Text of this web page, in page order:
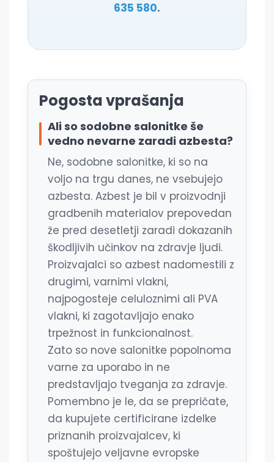
635 580.
Pogosta vprašanja
Ali so sodobne salonitke še
vedno nevarne zaradi azbesta?
Ne, sodobne salonitke, ki so na
voljo na trgu danes, ne vsebujejo
azbesta. Azbest je bil v proizvodnji
gradbenih materialov prepovedan
že pred desetletji zaradi dokazanih
škodljivih učinkov na zdravje ljudi.
Proizvajalci so azbest nadomestili z
drugimi, varnimi vlakni,
najpogosteje celuloznimi ali PVA
vlakni, ki zagotavljajo enako
trpežnost in funkcionalnost.
Zato so nove salonitke popolnoma
varne za uporabo in ne
predstavljajo tveganja za zdravje.
Pomembno je le, da se prepričate,
da kupujete certificirane izdelke
priznanih proizvajalcev, ki
spoštujejo veljavne evropske